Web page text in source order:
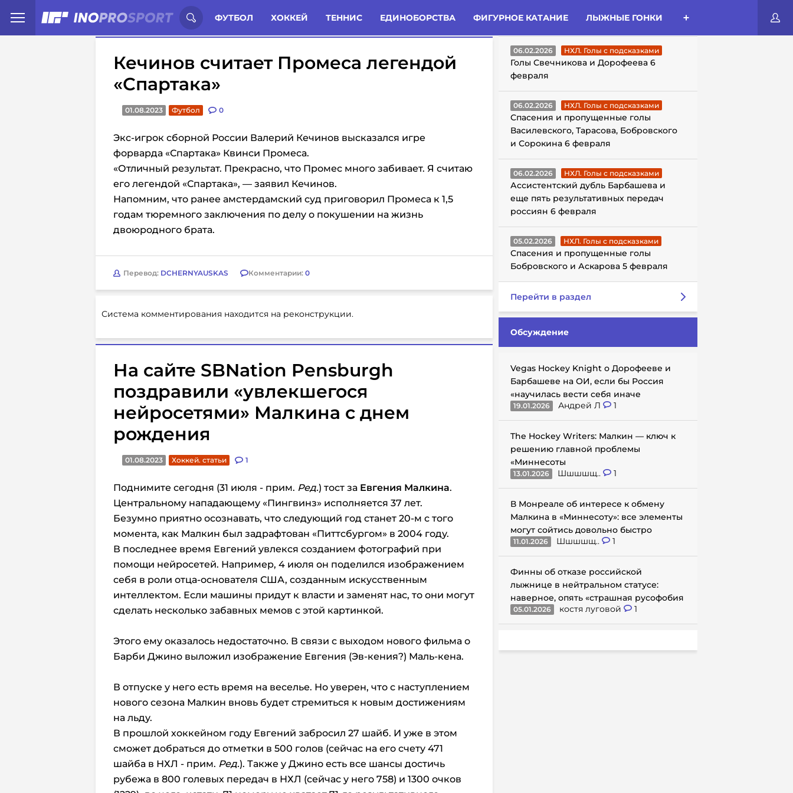
ФУТБОЛ ХОККЕЙ ТЕННИС ЕДИНОБОРСТВА ФИГУРНОЕ КАТАНИЕ ЛЫЖНЫЕ ГОНКИ
Иностранцы о спорте России: Статьи Комменты Новости
Кечинов считает Промеса легендой
«Спартака»
01.08.2023 Футбол 0
Экс-игрок сборной России Валерий Кечинов высказался игре
форварда «Спартака» Квинси Промеса.
«Отличный результат. Прекрасно, что Промес много забивает. Я считаю
его легендой «Спартака», — заявил Кечинов.
Напомним, что ранее амстердамский суд приговорил Промеса к 1,5
годам тюремного заключения по делу о покушении на жизнь
двоюродного брата.
Перевод: DCHERNYAUSKAS Комментарии: 0
Система комментирования находится на реконструкции.
На сайте SBNation Pensburgh
поздравили «увлекшегося
нейросетями» Малкина с днем
рождения
01.08.2023 Хоккей. статьи 1
Поднимите сегодня (31 июля - прим. Ред.) тост за Евгения Малкина.
Центральному нападающему «Пингвинз» исполняется 37 лет.
Безумно приятно осознавать, что следующий год станет 20-м с того
момента, как Малкин был задрафтован «Питтсбургом» в 2004 году.
В последнее время Евгений увлекся созданием фотографий при
помощи нейросетей. Например, 4 июля он поделился изображением
себя в роли отца-основателя США, созданным искусственным
интеллектом. Если машины придут к власти и заменят нас, то они могут
сделать несколько забавных мемов с этой картинкой.
Этого ему оказалось недостаточно. В связи с выходом нового фильма о
Барби Джино выложил изображение Евгения (Эв-кения?) Маль-кена.
В отпуске у него есть время на веселье. Но уверен, что с наступлением
нового сезона Малкин вновь будет стремиться к новым достижениям
на льду.
В прошлой хоккейном году Евгений забросил 27 шайб. И уже в этом
сможет добраться до отметки в 500 голов (сейчас на его счету 471
шайба в НХЛ - прим. Ред.). Также у Джино есть все шансы достичь
рубежа в 800 голевых передач в НХЛ (сейчас у него 758) и 1300 очков
ГОЛЫ С ПОДСКАЗКАМИ
06.02.2026 НХЛ. Голы с подсказками
Голы Свечникова и Дорофеева 6
февраля
06.02.2026 НХЛ. Голы с подсказками
Спасения и пропущенные голы
Василевского, Тарасова, Бобровского
и Сорокина 6 февраля
06.02.2026 НХЛ. Голы с подсказками
Ассистентский дубль Барбашева и
еще пять результативных передач
россиян 6 февраля
05.02.2026 НХЛ. Голы с подсказками
Спасения и пропущенные голы
Бобровского и Аскарова 5 февраля
Перейти в раздел
Обсуждение
Vegas Hockey Knight о Дорофееве и
Барбашеве на ОИ, если бы Россия
«научилась вести себя иначе
19.01.2026 Андрей Л 1
The Hockey Writers: Малкин — ключ к
решению главной проблемы
«Миннесоты
13.01.2026 Шшшшщ.. 1
В Монреале об интересе к обмену
Малкина в «Миннесоту»: все элементы
могут сойтись довольно быстро
11.01.2026 Шшшшщ.. 1
Финны об отказе российской
лыжнице в нейтральном статусе:
наверное, опять «страшная русофобия
05.01.2026 костя луговой 1